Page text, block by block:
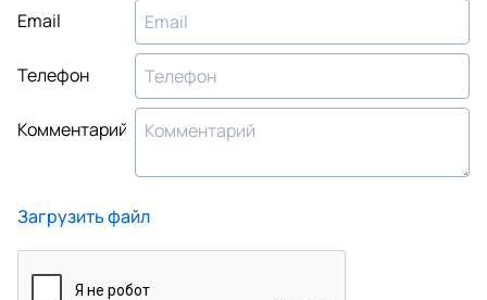
Email
Телефон
Комментарий
Загрузить файл